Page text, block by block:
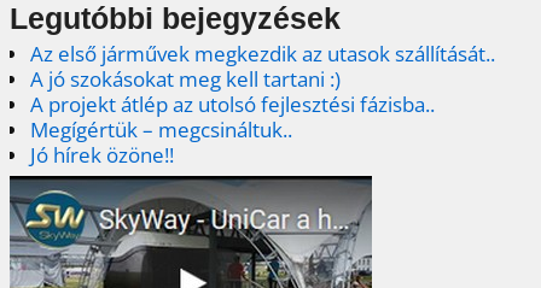
Legutóbbi bejegyzések
Az első járművek megkezdik az utasok szállítását..
A jó szokásokat meg kell tartani :)
A projekt átlép az utolsó fejlesztési fázisba..
Megígértük – megcsináltuk..
Jó hírek özöne!!